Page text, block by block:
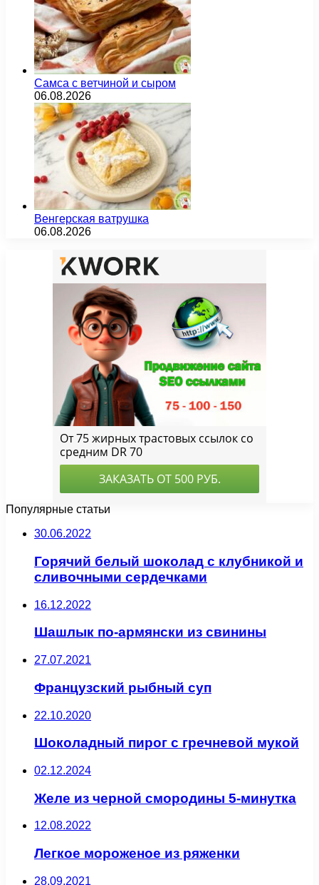
Самса с ветчиной и сыром
06.08.2026
Венгерская ватрушка
06.08.2026
Популярные статьи
30.06.2022
Горячий белый шоколад с клубникой и
сливочными сердечками
16.12.2022
Шашлык по-армянски из свинины
27.07.2021
Французский рыбный суп
22.10.2020
Шоколадный пирог с гречневой мукой
02.12.2024
Желе из черной смородины 5-минутка
12.08.2022
Легкое мороженое из ряженки
28.09.2021